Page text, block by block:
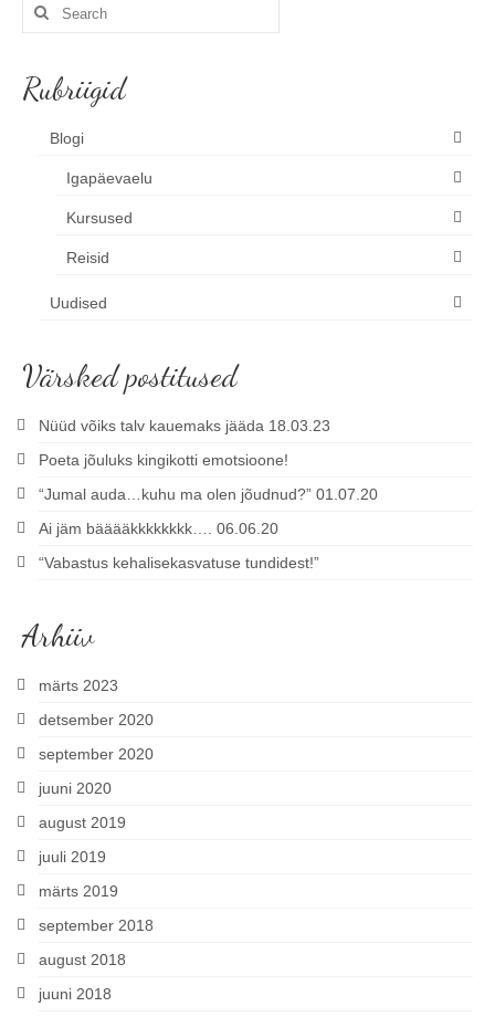
Search
Rubriigid
Blogi
Igapäevaelu
Kursused
Reisid
Uudised
Värsked postitused
Nüüd võiks talv kauemaks jääda 18.03.23
Poeta jõuluks kingikotti emotsioone!
“Jumal auda…kuhu ma olen jõudnud?” 01.07.20
Ai jäm bääääkkkkkkkk…. 06.06.20
“Vabastus kehalisekasvatuse tundidest!”
Arhiiv
märts 2023
detsember 2020
september 2020
juuni 2020
august 2019
juuli 2019
märts 2019
september 2018
august 2018
juuni 2018